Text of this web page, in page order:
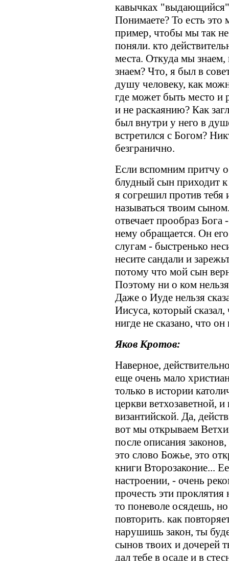
кавычках
Понимаете? То есть это
пример, чтобы мы так
поняли. кто
места. Откуда мы
знаем? Что, я был в
душу человеку, как
где может быть место и
и не раскаянию? Как
был внутри у него в
встретился с Богом?
безгранично.
Если вспомним притчу
блудный сын приходит
я согрешил против тебя
называться твоим
отвечает прообраз
нему обращается. Он
слугам - быстренько
несите сандали и
потому что мой сын
Поэтому ни о ком
Даже о Иуде нельзя
Иисуса, который
нигде не сказано, что
Яков Кротов:
Наверное,
еще очень мало
только в истории
церкви ветхозаветной,
византийской. Да,
вот мы открываем
после описания
это слово Божье, это
книги Второзаконие...
настроении, - очень
прочесть эти
то поневоле осядешь,
повторить. как
нарушишь закон, ты
сынов твоих и дочерей
дал тебе в осаде и в